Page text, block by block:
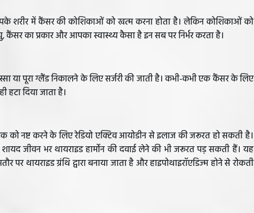
शरीर में कैंसर की कोशिकाओं को खत्म करना होता है। लेकिन कोशिकाओं को
का प्रकार और आपका स्वास्थ्य कैसा है इन सब पर निर्भर करता है।
या पूरा ग्लैंड निकालने के लिए सर्जरी की जाती है। कभी-कभी एक कैंसर के लिए
दिया जाता है।
को नष्ट करने के लिए रेडियो एक्टिव आयोडीन से इलाज की जरूरत हो सकती है।
जीवन भर थायराइड हार्मोन की दवाई लेने की भी जरूरत पड़ सकती हैं। यह
थायराइड ग्रंथि द्वारा बनाया जाता है और हाइपोथाइरॉएडिज्म होने से रोकती